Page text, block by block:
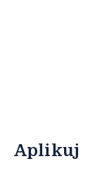
Aplikuj